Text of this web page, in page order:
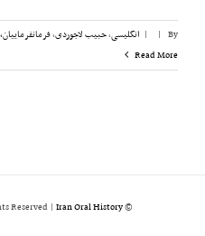
By
|
| انگلیسی,حبیب لاجوردی,
Read More
© Copyright 2020 -
Reserved | Iran Oral History